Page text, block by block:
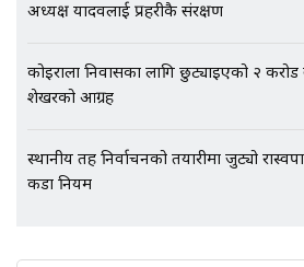
अध्यक्ष यादवलाई प्रहरीकै संरक्षण
कोइराला निवासका लागि छुट्याइएको २ करोड
शेखरको आग्रह
स्थानीय तह निर्वाचनको तयारीमा जुट्यो
कडा नियम